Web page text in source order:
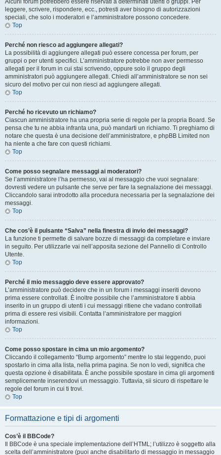
Alcuni forum potrebbero essere riservati a determinati utenti o gruppi. Per
leggere, scrivere, rispondere, ecc., potresti aver bisogno di autorizzazioni
speciali, che solo i moderatori e l’amministratore possono concedere.
Top
Perché non riesco ad aggiungere allegati?
La possibilità di aggiungere allegati può essere concessa per forum, per
gruppi o per utenti specifici. L’amministratore potrebbe non aver permesso
allegati per il forum in cui stai scrivendo, oppure solo il gruppo degli
amministratori può aggiungere allegati. Chiedi all’amministratore se non sei
sicuro del motivo per cui non riesci ad aggiungere allegati.
Top
Perché ho ricevuto un richiamo?
Ciascun amministratore ha una propria serie di regole per la propria Board. Se
pensa che tu ne abbia infranta una, può mandarti un richiamo. Ti preghiamo di
notare che questa è una decisione dell’amministratore, e phpBB Limited non
ha niente a che fare con questi richiami.
Top
Come posso segnalare messaggi ai moderatori?
Se l’amministratore l’ha permesso, vai al messaggio che vuoi segnalare:
dovresti vedere un pulsante che serve per fare la segnalazione dei messaggi.
Cliccandolo sarai introdotto alla procedura necessaria per la segnalazione dei
messaggi.
Top
Che cos’è il pulsante “Salva” nella finestra di invio dei messaggi?
La funzione ti permette di salvare bozze di messaggi da completare e inviare
in seguito. Per utilizzarle vai nell’apposita sezione del Pannello di Controllo
Utente.
Top
Perché il mio messaggio deve essere approvato?
L’amministratore può decidere che in un forum i messaggi inseriti devono
prima essere controllati. È inoltre possibile che l’amministratore ti abbia
inserito in un gruppo di utenti i cui messaggi ritiene che vadano controllati
prima di essere resi visibili. Contatta l’amministratore per maggiori
informazioni.
Top
Come posso spostare in cima un mio argomento?
Cliccando il collegamento “Bump argomento” mentre lo stai leggendo, puoi
spostarlo in cima alla lista, nella prima pagina. Se non lo vedi, significa che
questa opzione è disabilitata. È anche possibile spostare in cima gli argomenti
semplicemente inserendovi un messaggio. Tuttavia, sii sicuro di rispettare le
regole del forum in cui ti trovi.
Top
Formattazione e tipi di argomenti
Cos’è il BBCode?
Il BBCode è una speciale implementazione dell’HTML; l’utilizzo è soggetto alla
scelta dell’amministratore (puoi anche disabilitarlo di messaggio in messaggio